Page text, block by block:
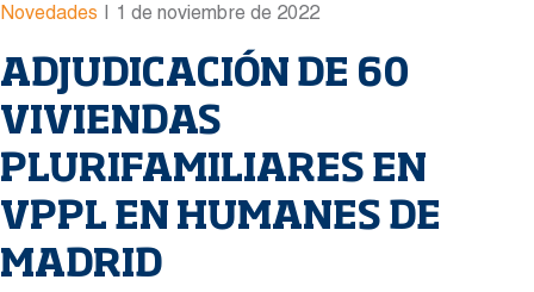
Novedades | 1 de noviembre de 2022
ADJUDICACIÓN DE 60
VIVIENDAS
PLURIFAMILIARES EN
VPPL EN HUMANES DE
MADRID